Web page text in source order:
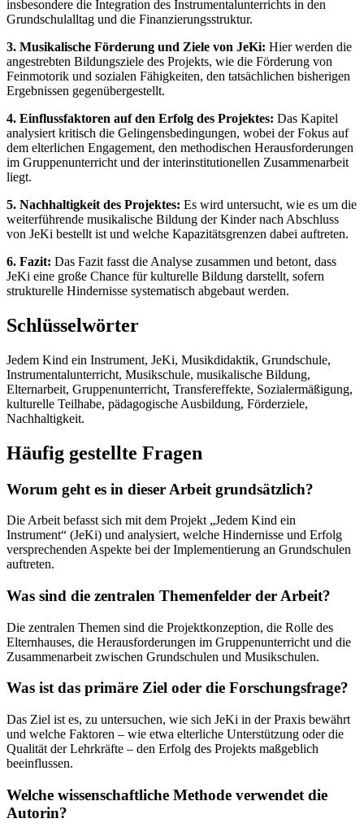
insbesondere die Integration des Instrumentalunterrichts in den
Grundschulalltag und die Finanzierungsstruktur.
3. Musikalische Förderung und Ziele von JeKi: Hier werden die
angestrebten Bildungsziele des Projekts, wie die Förderung von
Feinmotorik und sozialen Fähigkeiten, den tatsächlichen bisherigen
Ergebnissen gegenübergestellt.
4. Einflussfaktoren auf den Erfolg des Projektes: Das Kapitel
analysiert kritisch die Gelingensbedingungen, wobei der Fokus auf
dem elterlichen Engagement, den methodischen Herausforderungen
im Gruppenunterricht und der interinstitutionellen Zusammenarbeit
liegt.
5. Nachhaltigkeit des Projektes: Es wird untersucht, wie es um die
weiterführende musikalische Bildung der Kinder nach Abschluss
von JeKi bestellt ist und welche Kapazitätsgrenzen dabei auftreten.
6. Fazit: Das Fazit fasst die Analyse zusammen und betont, dass
JeKi eine große Chance für kulturelle Bildung darstellt, sofern
strukturelle Hindernisse systematisch abgebaut werden.
Schlüsselwörter
Jedem Kind ein Instrument, JeKi, Musikdidaktik, Grundschule,
Instrumentalunterricht, Musikschule, musikalische Bildung,
Elternarbeit, Gruppenunterricht, Transfereffekte, Sozialermäßigung,
kulturelle Teilhabe, pädagogische Ausbildung, Förderziele,
Nachhaltigkeit.
Häufig gestellte Fragen
Worum geht es in dieser Arbeit grundsätzlich?
Die Arbeit befasst sich mit dem Projekt „Jedem Kind ein
Instrument“ (JeKi) und analysiert, welche Hindernisse und Erfolg
versprechenden Aspekte bei der Implementierung an Grundschulen
auftreten.
Was sind die zentralen Themenfelder der Arbeit?
Die zentralen Themen sind die Projektkonzeption, die Rolle des
Elternhauses, die Herausforderungen im Gruppenunterricht und die
Zusammenarbeit zwischen Grundschulen und Musikschulen.
Was ist das primäre Ziel oder die Forschungsfrage?
Das Ziel ist es, zu untersuchen, wie sich JeKi in der Praxis bewährt
und welche Faktoren – wie etwa elterliche Unterstützung oder die
Qualität der Lehrkräfte – den Erfolg des Projekts maßgeblich
beeinflussen.
Welche wissenschaftliche Methode verwendet die
Autorin?